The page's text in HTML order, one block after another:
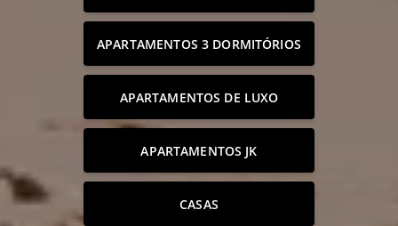
APARTAMENTOS 3 DORMITÓRIOS
APARTAMENTOS DE LUXO
APARTAMENTOS JK
CASAS